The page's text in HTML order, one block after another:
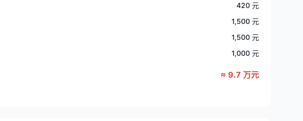
420 元
1,500 元
1,500 元
1,000 元
≈ 9.7 万元